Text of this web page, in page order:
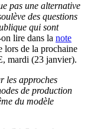
pas une alternative
des questions
qui sont
lire dans la note
lors de la prochaine
mardi (23 janvier).
les approches
de production
du modèle